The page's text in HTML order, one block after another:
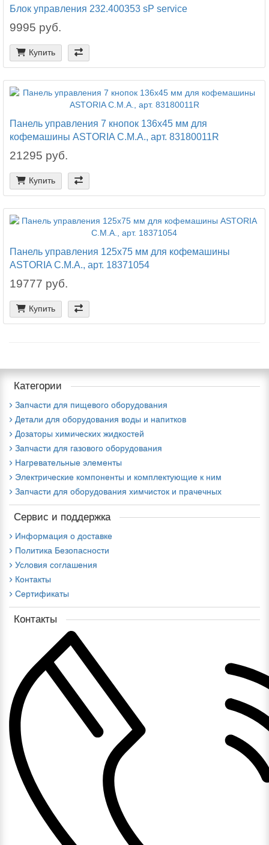
Блок управления 232.400353 sP service
9995 руб.
Купить
Панель управления 7 кнопок 136x45 мм для
кофемашины ASTORIA C.M.A., арт. 83180011R
21295 руб.
Купить
Панель управления 125x75 мм для кофемашины
ASTORIA C.M.A., арт. 18371054
19777 руб.
Купить
Категории
Запчасти для пищевого оборудования
Детали для оборудования воды и напитков
Дозаторы химических жидкостей
Запчасти для газового оборудования
Нагревательные элементы
Электрические компоненты и комплектующие к ним
Запчасти для оборудования химчисток и прачечных
Сервис и поддержка
Информация о доставке
Политика Безопасности
Условия соглашения
Контакты
Сертификаты
Контакты